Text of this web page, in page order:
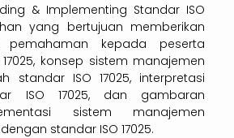
& Implementing Standar ISO
yang bertujuan memberikan
pemahaman kepada peserta
konsep sistem manajemen
standar ISO 17025, interpretasi
ISO 17025, dan gambaran
sistem manajemen
standar ISO 17025.